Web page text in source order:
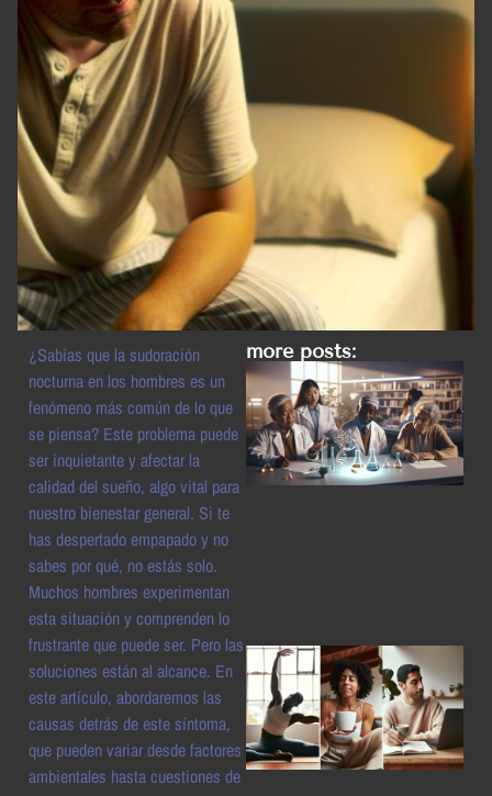
¿Sabías que la sudoración
nocturna en los hombres es un
fenómeno más común de lo que
se piensa? Este problema puede
ser inquietante y afectar la
calidad del sueño, algo vital para
nuestro bienestar general. Si te
has despertado empapado y no
sabes por qué, no estás solo.
Muchos hombres experimentan
esta situación y comprenden lo
frustrante que puede ser. Pero las
soluciones están al alcance. En
este artículo, abordaremos las
causas detrás de este síntoma,
que pueden variar desde factores
ambientales hasta cuestiones de
more posts: